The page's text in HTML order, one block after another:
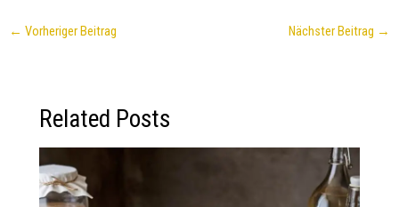
← Vorheriger Beitrag Nächster Beitrag →
Related Posts